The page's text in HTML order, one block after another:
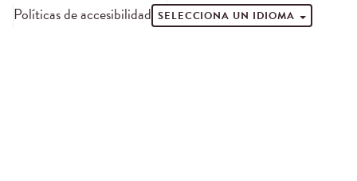
Políticas de accesibilidad SELECCIONA UN IDIOMA